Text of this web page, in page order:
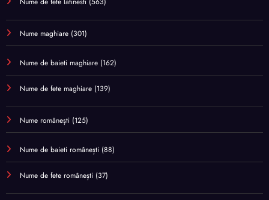
Nume maghiare (301)
Nume de baieti maghiare (162)
Nume de fete maghiare (139)
Nume românești (125)
Nume de baieti românești (88)
Nume de fete românești (37)